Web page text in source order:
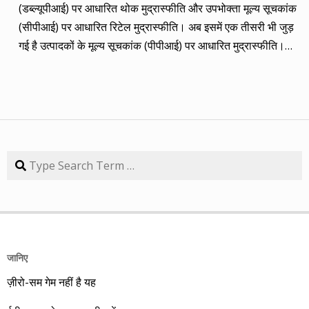
कंपनी 84.57 प्रतिशत रिटर्न के साथ लक्ष्य से ज़रा-सा पीछे है। तारीख
कंपनी तब का भाव समय लक्ष्य 30/09/14 का भाव रिटर्न (%) 01/09/13
डॉ. रेड्डीज़ लैब 2292.90 3 साल 2815 3229.60 40.85 08/09/13
संतुलन बनाकर चलते हैं। यह भी बताते हैं कि कहां पर एंट्री करें और आपके
हासिल कर चुका है और यही नहीं, 24 सितंबर 2014 को 3356.60 रुपए
पर 52 हफ्ते का शिखर पकड़ चुका है। एचडीएफसी बैंक भी लक्ष्य हासिल
(डब्ल्यूपीआई) पर आधारित थोक मुद्रास्फीति और उपभोक्ता मूल्य सूचकांक
(सीपीआई) पर आधारित रिटेल मुद्रास्फीति। अब इसमें एक तीसरी भी जुड़
गई है उत्पादकों के मूल्य सूचकांक (पीपीआई) पर आधारित मुद्रास्फीति।
मुद्रास्फीति जितनी बढ़ती है, उससे ज्यादा कमाई बढ़ जाए तो किसी को
मुद्रास्फीति का 4% बढ़ना भी घर-गृहस्थी की कमर तोड़ देता है। सरकार
कहती है कि उसने तो पिछले बारह सालों में मुद्रास्फीति को काबू में कर रखा
(एफआईटी) फ्रेमवर्क के तहत रिटेल मुद्रास्फीति के लिए 4% को बीच में
तक टूटी नहीं है। यह फ्रेमवर्क हर पांच साल पर बढ़ाया जाता है। अभी इसे
17 महीनों के शिखर 4.38% पर पहुंच गई। फिर भी रिजर्व बैंक की निर्धारित
रेंज में ही है। जुलाई माह की रिटेल मुद्रास्फीति 12 अगस्त को घोषित की
जानिए
ज़ीरो-सम गेम नहीं है यह